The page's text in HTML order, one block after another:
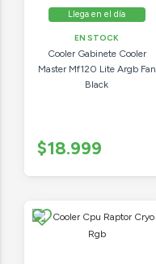
Llega en el día
EN STOCK
Cooler Gabinete Cooler
Master Mf120 Lite Argb Fan
Black
$18.999